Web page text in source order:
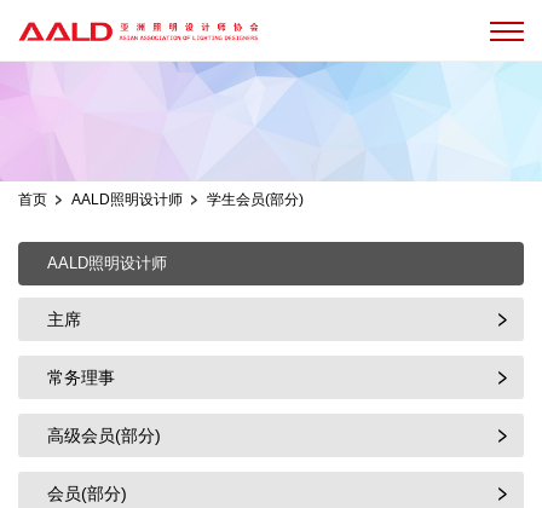
首页 AALD照明设计师 学生会员(部分)
AALD照明设计师
主席
常务理事
高级会员(部分)
会员(部分)